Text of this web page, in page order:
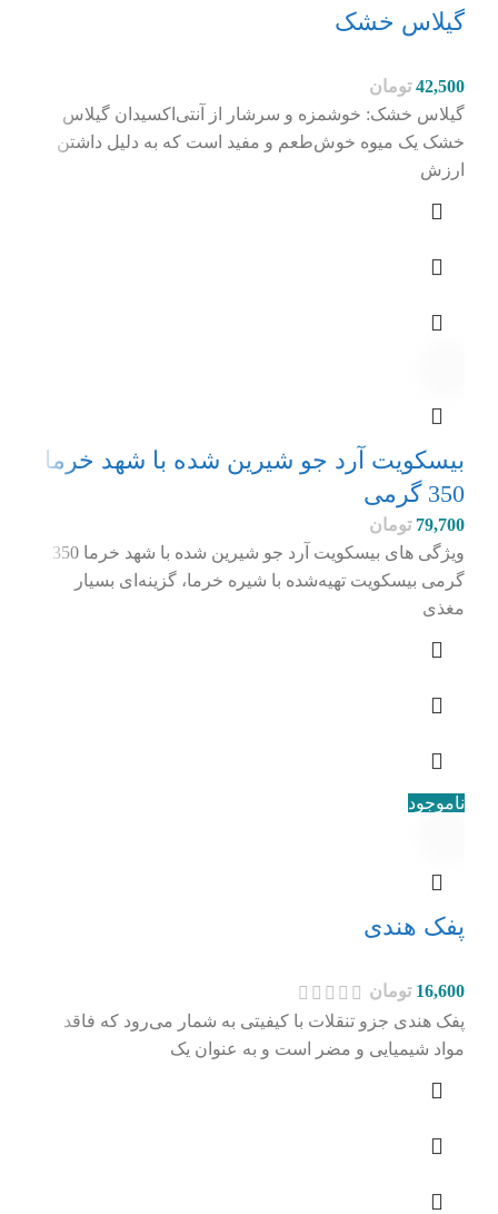
گیلاس خشک
42,500 تومان
گیلاس خشک: خوشمزه و سرشار از آنتی‌اکسیدان گیلاس
خشک یک میوه خوش‌طعم و مفید است که به دلیل داشتن
ارزش
بیسکویت آرد جو شیرین شده با شهد خرما
350 گرمی
79,700 تومان
ویژگی های بیسکویت آرد جو شیرین شده با شهد خرما 350
گرمی بیسکویت تهیه‌شده با شیره خرما، گزینه‌ای بسیار
مغذی
ناموجود
پفک هندی
16,600 تومان
پفک هندی جزو تنقلات با کیفیتی به شمار می‌رود که فاقد
مواد شیمیایی و مضر است و به عنوان یک